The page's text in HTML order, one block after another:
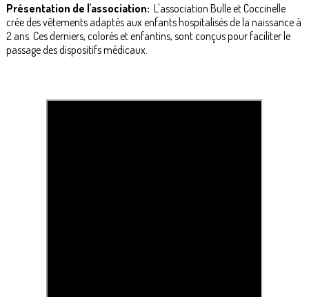
Présentation de l'association: L'association Bulle et Coccinelle
crée des vêtements adaptés aux enfants hospitalisés de la naissance à
2 ans. Ces derniers, colorés et enfantins, sont conçus pour faciliter le
passage des dispositifs médicaux.